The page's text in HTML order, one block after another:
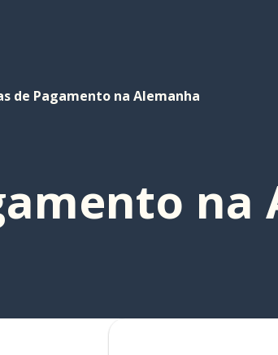
de Pagamento na Alemanha
na